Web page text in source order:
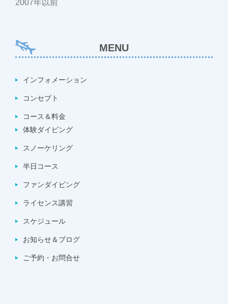
2007年以前
MENU
インフォメーション
コンセプト
コース＆料金
体験ダイビング
スノーケリング
半日コース
ファンダイビング
ライセンス講習
スケジュール
お知らせ＆ブログ
ご予約・お問合せ